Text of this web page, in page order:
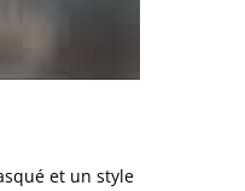
et un style